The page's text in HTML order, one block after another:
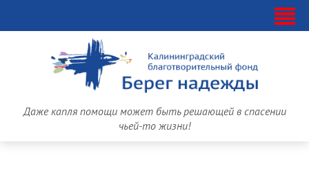
Даже капля помощи может быть решающей в спасении
чьей-то жизни!